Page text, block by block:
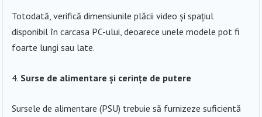
Totodată, verifică dimensiunile plăcii video și spațiul
disponibil în carcasa PC-ului, deoarece unele modele pot fi
foarte lungi sau late.
Surse de alimentare și cerințe de putere
Sursele de alimentare (PSU) trebuie să furnizeze suficientă